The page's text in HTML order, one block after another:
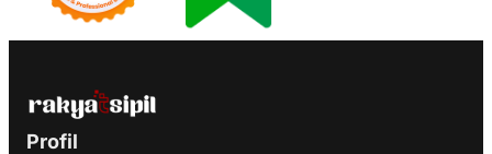
Profil